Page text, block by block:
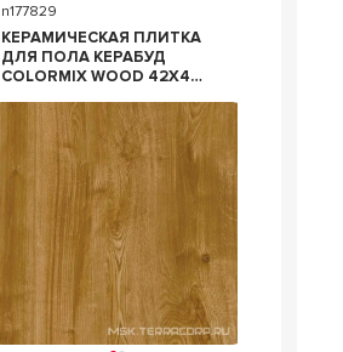
n177829
КЕРАМИЧЕСКАЯ ПЛИТКА
ДЛЯ ПОЛА КЕРАБУД
COLORMIX WOOD 42X42